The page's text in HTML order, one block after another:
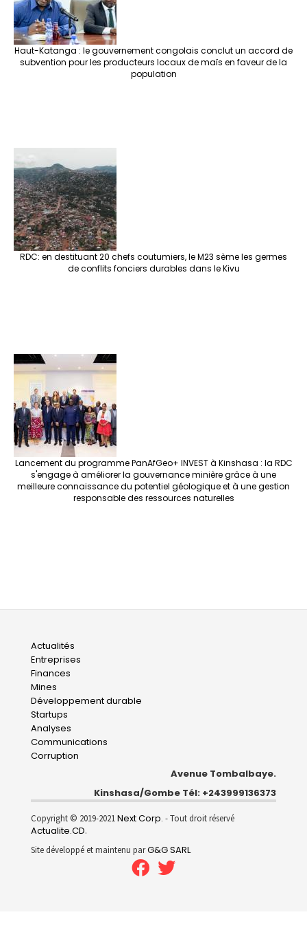
Haut-Katanga : le gouvernement congolais conclut un accord de
subvention pour les producteurs locaux de maïs en faveur de la
population
RDC: en destituant 20 chefs coutumiers, le M23 sème les germes
de conflits fonciers durables dans le Kivu
Lancement du programme PanAfGeo+ INVEST à Kinshasa : la RDC
s'engage à améliorer la gouvernance minière grâce à une
meilleure connaissance du potentiel géologique et à une gestion
responsable des ressources naturelles
Main
navigation
Actualités
Entreprises
Finances
Mines
Développement durable
Startups
Analyses
Communications
Corruption
Avenue Tombalbaye.
Kinshasa/Gombe Tél: +243999136373
Copyright © 2019-2021Next Corp. - Tout droit réservé
Actualite.CD.
Site développé et maintenu parG&G SARL